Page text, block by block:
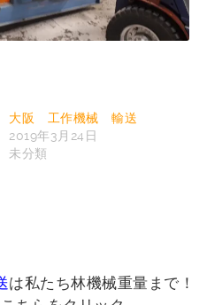
大阪 工作機械 輸送
2019年3月24日
未分類
は私たち林機械重量まで！